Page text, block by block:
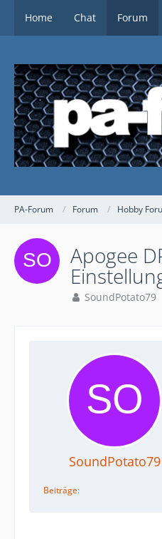
Home Chat Forum
PA-Forum Forum Hobby
Apogee
SoundPotato79
SoundPotato79
Beiträge